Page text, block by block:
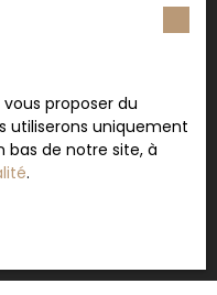
proposer du
utiliserons uniquement
bas de notre site, à
.